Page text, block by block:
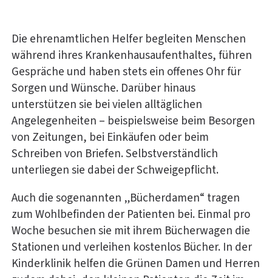
Die ehrenamtlichen Helfer begleiten Menschen
während ihres Krankenhausaufenthaltes, führen
Gespräche und haben stets ein offenes Ohr für
Sorgen und Wünsche. Darüber hinaus
unterstützen sie bei vielen alltäglichen
Angelegenheiten – beispielsweise beim Besorgen
von Zeitungen, bei Einkäufen oder beim
Schreiben von Briefen. Selbstverständlich
unterliegen sie dabei der Schweigepflicht.
Auch die sogenannten „Bücherdamen“ tragen
zum Wohlbefinden der Patienten bei. Einmal pro
Woche besuchen sie mit ihrem Bücherwagen die
Stationen und verleihen kostenlos Bücher. In der
Kinderklinik helfen die Grünen Damen und Herren